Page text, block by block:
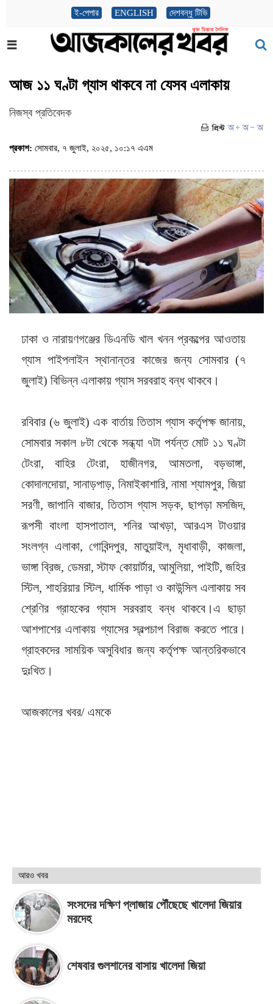
ই-পেপার ENGLISH দেশবন্ধু টিভি
আজ ১১ ঘণ্টা গ্যাস থাকবে না যেসব এলাকায়
নিজস্ব প্রতিবেদক
প্রকাশ: সোমবার, ৭ জুলাই, ২০২৫, ১০:১৭ এএম
ঢাকা ও নারায়ণগঞ্জের ডিএনডি খাল খনন প্রকল্পের আওতায়
গ্যাস পাইপলাইন স্থানান্তর কাজের জন্য সোমবার (৭
জুলাই) বিভিন্ন এলাকায় গ্যাস সরবরাহ বন্ধ থাকবে।
রবিবার (৬ জুলাই) এক বার্তায় তিতাস গ্যাস কর্তৃপক্ষ জানায়,
সোমবার সকাল ৮টা থেকে সন্ধ্যা ৭টা পর্যন্ত মোট ১১ ঘণ্টা
টেংরা, বাহির টেংরা, হাজীনগর, আমতলা, বড়ভাঙ্গা,
কোদালদোয়া, সানাড়পাড়, নিমাইকাশারি, নামা শ্যামপুর, জিয়া
সরণী, জাপানি বাজার, তিতাস গ্যাস সড়ক, ছাপড়া মসজিদ,
রূপসী বাংলা হাসপাতাল, শনির আখড়া, আরএস টাওয়ার
সংলগ্ন এলাকা, গোবিন্দপুর, মাতুয়াইল, মৃধাবাড়ী, কাজলা,
ভাঙ্গা ব্রিজ, ডেমরা, স্টাফ কোয়ার্টার, আমুলিয়া, পাইটি, জহির
স্টিল, শাহরিয়ার স্টিল, ধার্মিক পাড়া ও কাউন্সিল এলাকায় সব
শ্রেণির গ্রাহকের গ্যাস সরবরাহ বন্ধ থাকবে।এ ছাড়া
আশপাশের এলাকায় গ্যাসের স্বল্পচাপ বিরাজ করতে পারে।
গ্রাহকদের সাময়িক অসুবিধার জন্য কর্তৃপক্ষ আন্তরিকভাবে
দুঃখিত।
আজকালের খবর/ এমকে
আরও খবর
সংসদের দক্ষিণ প্লাজায় পৌঁছেছে খালেদা জিয়ার
মরদেহ
শেষবার গুলশানের বাসায় খালেদা জিয়া